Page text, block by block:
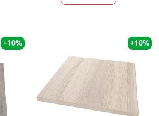
+10% +10%